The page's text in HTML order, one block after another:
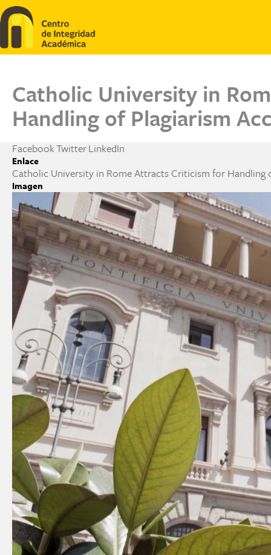
Pasar al contenido principal
Catholic University in
Handling of Plagiarism
FacebookTwitterLinkedIn
Enlace
Catholic University in Rome Attracts Criticism for Handling
Imagen